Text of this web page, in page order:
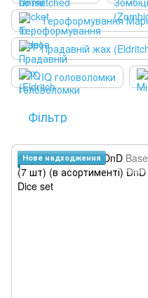
Тероформування
Прадавній жах
IQ головоломки
Фільтр
Нове надходження